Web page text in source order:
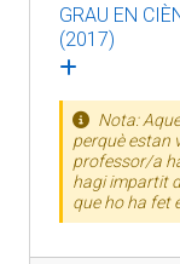
GRAU EN
(2017)
Nota:
perquè estan
professor/a
hagi impartit
que ho ha fet